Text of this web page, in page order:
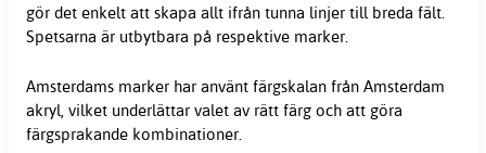
gör det enkelt att skapa allt ifrån tunna linjer till breda fält.
Spetsarna är utbytbara på respektive marker.
Amsterdams marker har använt färgskalan från Amsterdam
akryl, vilket underlättar valet av rätt färg och att göra
färgsprakande kombinationer.